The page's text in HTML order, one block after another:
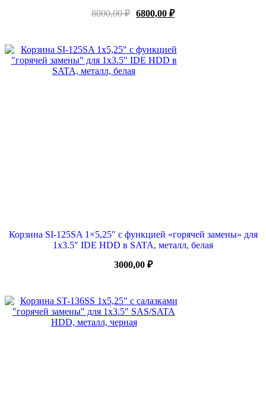
8000,00₽ Первоначальная
8000,00 ₽.
6800,00 ₽Текущая
Корзина SI-125SA 1×5,25″ с функцией «горячей замены» для
1х3.5″ IDE HDD в SATA, металл, белая
3000,00 ₽